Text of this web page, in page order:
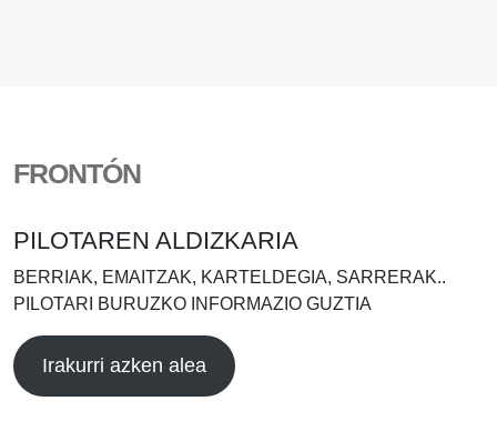
FRONTÓN
PILOTAREN ALDIZKARIA
BERRIAK, EMAITZAK, KARTELDEGIA, SARRERAK..
PILOTARI BURUZKO INFORMAZIO GUZTIA
Irakurri azken alea